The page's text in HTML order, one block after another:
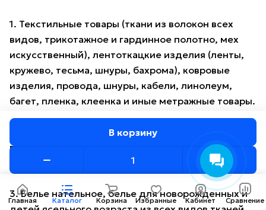
В корзину
1. Текстильные товары (ткани из волокон всех
видов, трикотажное и гардинное полотно, мех
искусственный), лентоткацкие изделия (ленты,
кружево, тесьма, шнуры, бахрома), ковровые
изделия, провода, шнуры, кабели, линолеум,
багет, пленка, клеенка и иные метражные товары.
2. Паркет, ламинат, пробковый пол, настенная
пробка, плитка керамическая и керамогранитная,
3. Белье нательное, белье для новорожденных и
Главная Каталог Корзина Избранные Кабинет Сравнение